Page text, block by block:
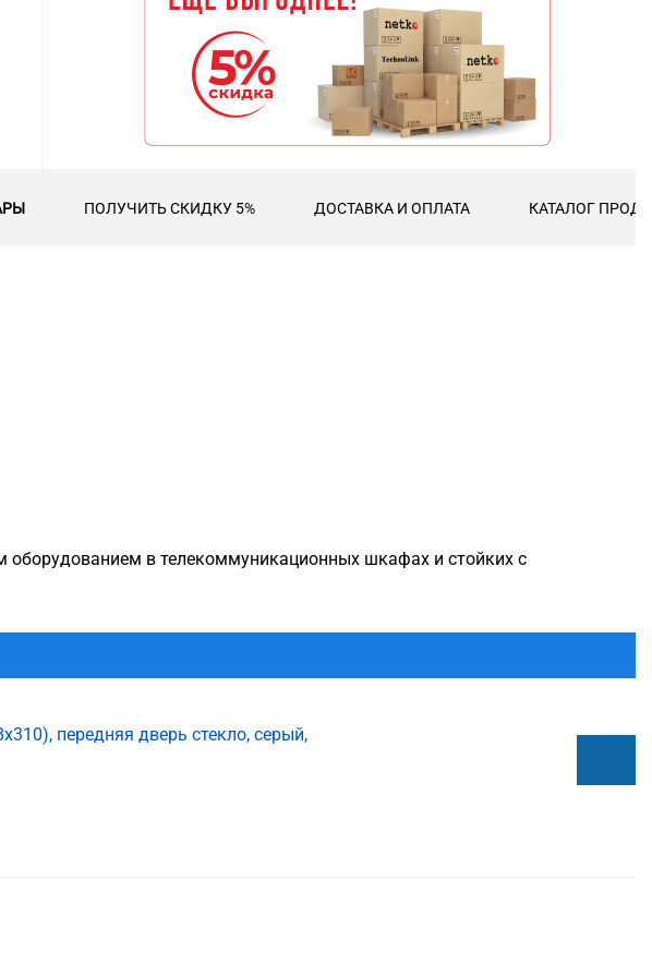
ПОЛУЧИТЬ СКИДКУ 5% ДОСТАВКА И ОПЛАТА КАТАЛОГ
оборудованием в телекоммуникационных шкафах и стойких с
передняя дверь стекло, серый,